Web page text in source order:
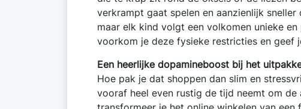
verkrampt gaat spelen en aanzienlijk
maar elk kind volgt een volkomen unieke
voorkom je deze fysieke restricties en geef
Een heerlijke dopamineboost bij het
Hoe pak je dat shoppen dan slim en
vooraf heel even rustig de tijd neemt om